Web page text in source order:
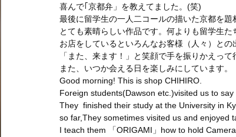
喜んで｢京都弁」を教えてました。(笑)
最後に留学生の一人二コールの描いた京都を題
とても素晴らしい作品です。何よりも留学生た
お店をしているといろんなお客様（人々）との
「また、来ます！」と笑顔で手を振りかえって
また、いつか会える日を楽しみにしています。
Good morning! This is shop CHIHIRO.
Foreign students(Dawson etc.)visited us to say
They  finished their study at the University in
so far,They sometimes visited us and enjoyed
I teach them 「ORIGAMI」how to hold